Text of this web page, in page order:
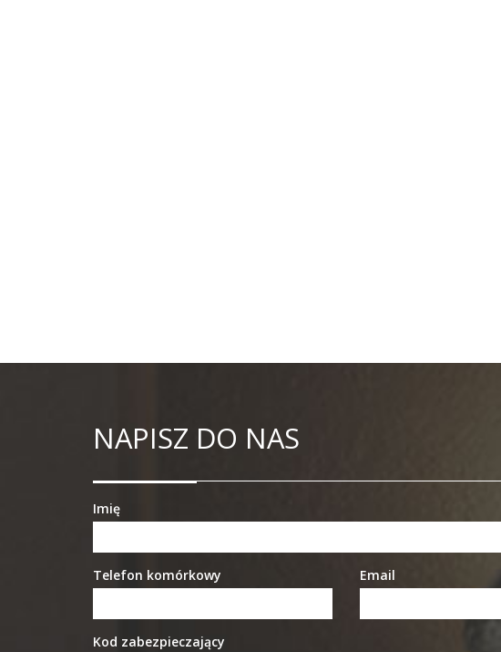
NAPISZ DO NAS
Imię
Telefon komórkowy Email
Kod zabezpieczający